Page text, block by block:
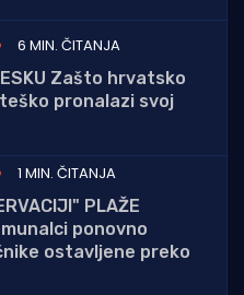
6 MIN. ČITANJA
Zašto hrvatsko
pronalazi svoj
1 MIN. ČITANJA
PLAŽE
ponovno
ostavljene preko